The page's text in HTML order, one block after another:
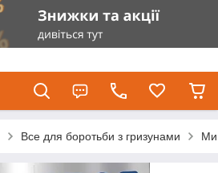
Все для боротьби з гризунами